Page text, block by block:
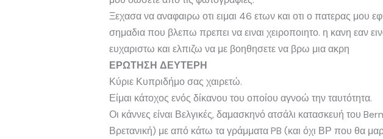
Ξεχασα να αναφαιρω οτι ειμαι 46 ετων και οτι ο πατερας
σημαδια που βλεπω πρεπει να ειναι χειροποιητο. η κανη εαν
ευχαριστω και ελπιζω να με βοηθησετε να βρω μια ακρη
ΕΡΩΤΗΣΗ ΔΕΥΤΕΡΗ
Κύριε Κυπριδήμο σας χαιρετώ.
Είμαι κάτοχος ενός δίκανου του οποίου αγνοώ την ταυτότητα.
Οι κάννες είναι Βελγικές, δαμασκηνό ατσάλι κατασκευή του
Βρετανική) με από κάτω τα γράμματα PB (και όχι ΒΡ που θα